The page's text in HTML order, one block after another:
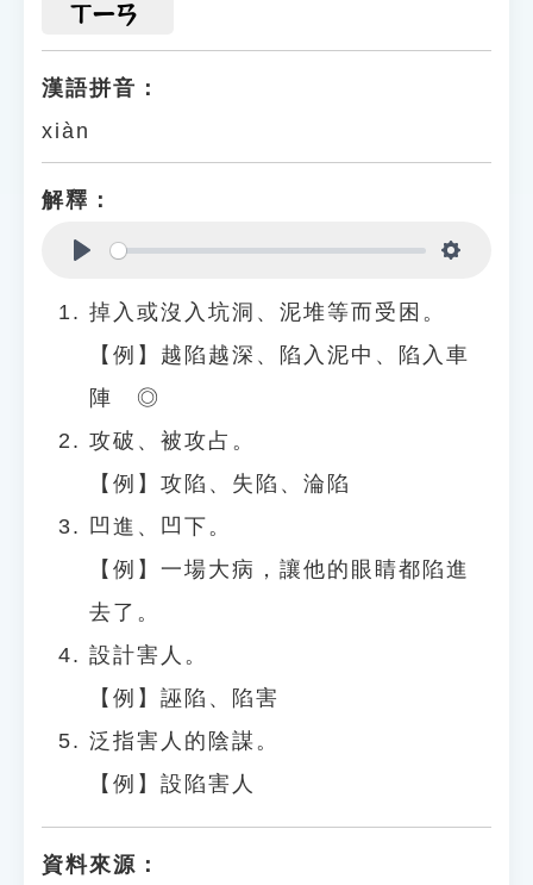
ㄒㄧㄢ
漢語拼音：
xiàn
解釋：
掉入或沒入坑洞、泥堆等而受困。
【例】越陷越深、陷入泥中、陷入車
陣 ◎
攻破、被攻占。
【例】攻陷、失陷、淪陷
凹進、凹下。
【例】一場大病，讓他的眼睛都陷進
去了。
設計害人。
【例】誣陷、陷害
泛指害人的陰謀。
【例】設陷害人
資料來源：